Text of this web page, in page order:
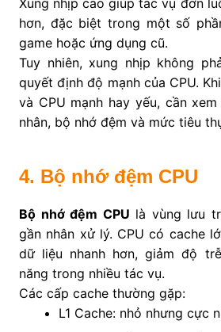
Xung nhịp cao giúp tác vụ đơn
hơn, đặc biệt trong một số
game hoặc ứng dụng cũ.
Tuy nhiên, xung nhịp không
quyết định độ mạnh của CPU.
và CPU mạnh hay yếu, cần
nhân, bộ nhớ đệm và mức tiêu
4. Bộ nhớ đệm CPU
Bộ nhớ đệm CPU là vùng lưu
gần nhân xử lý. CPU có cache
dữ liệu nhanh hơn, giảm độ
năng trong nhiều tác vụ.
Các cấp cache thường gặp:
L1 Cache: nhỏ nhưng cực